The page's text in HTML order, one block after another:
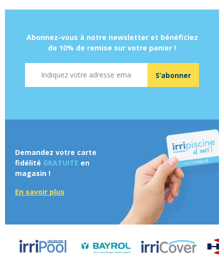
Abonnez-vous à notre newsletter et bénéficiez
de 10% de remise sur votre panier !
S’abonner
Demandez votre carte
fidélité GRATUITE en
magasin !
En savoir plus